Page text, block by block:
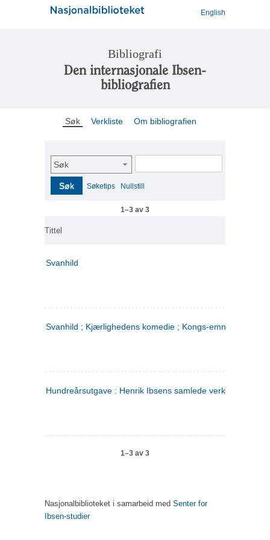
English
Bibliografi
Den internasjonale Ibsen-
bibliografien
Søk Verkliste Om bibliografien
Søk
Søk Søketips Nullstill
1–3 av 3
Tittel
Svanhild
Svanhild ; Kjærlighedens komedie ; Kongs-emnerne
Hundreårsutgave : Henrik Ibsens samlede verker. 4
1–3 av 3
Nasjonalbiblioteket i samarbeid med Senter for
Ibsen-studier